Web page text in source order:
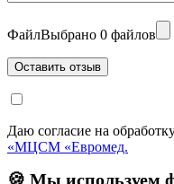
ФайлВыбрано 0 файлов
Даю согласие на
«МЦСМ «Евромед.
🍪 Мы используем